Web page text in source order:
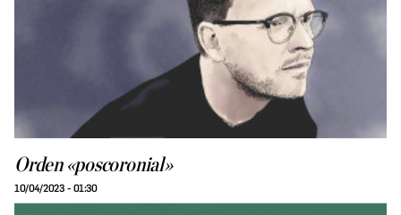
Orden «poscoronial»
10/04/2023 - 01:30